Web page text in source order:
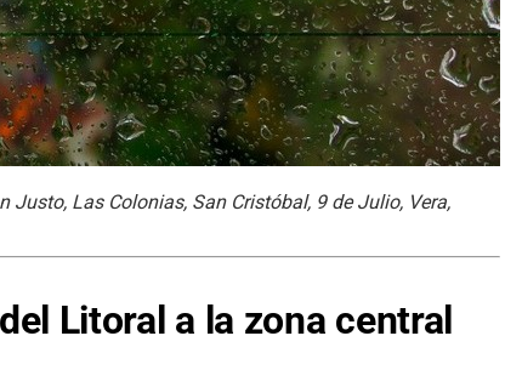
Las Colonias, San Cristóbal, 9 de Julio, Vera,
Litoral a la zona central